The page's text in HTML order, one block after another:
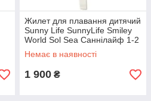
Жилет для плавання дитячий
Sunny Life SunnyLife Smiley
World Sol Sea Саннілайф 1-2
роки
Немає в наявності
1 900 ₴